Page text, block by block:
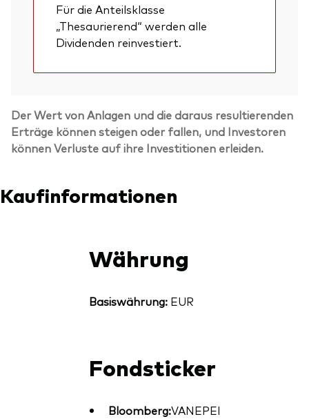
Für die Anteilsklasse
„Thesaurierend“ werden alle
Dividenden reinvestiert.
Der Wert von Anlagen und die daraus resultierenden
Erträge können steigen oder fallen, und Investoren
können Verluste auf ihre Investitionen erleiden.
Kaufinformationen
Währung
Basiswährung:EUR
Fondsticker
Bloomberg:VANEPEI